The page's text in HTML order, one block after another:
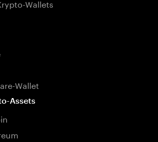
Wallets
Wallet
Assets